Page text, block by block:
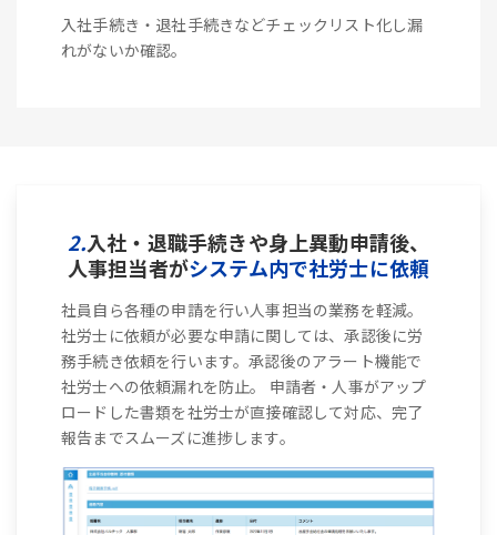
入社手続き・退社手続きなどチェックリスト化し漏
れがないか確認。
2.入社・退職手続きや身上異動申請後、
人事担当者がシステム内で社労士に依頼
社員自ら各種の申請を行い人事担当の業務を軽減。
社労士に依頼が必要な申請に関しては、承認後に労
務手続き依頼を行います。承認後のアラート機能で
社労士への依頼漏れを防止。 申請者・人事がアップ
ロードした書類を社労士が直接確認して対応、完了
報告までスムーズに進捗します。